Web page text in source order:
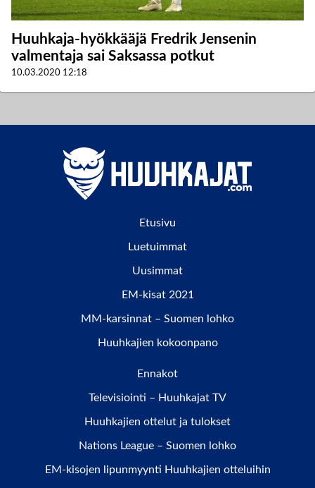
Huuhkaja-hyökkääjä Fredrik Jensenin
valmentaja sai Saksassa potkut
10.03.2020 12:18
Etusivu
Luetuimmat
Uusimmat
EM-kisat 2021
MM-karsinnat – Suomen lohko
Huuhkajien kokoonpano
Ennakot
Televisiointi – Huuhkajat TV
Huuhkajien ottelut ja tulokset
Nations League – Suomen lohko
EM-kisojen lipunmyynti Huuhkajien otteluihin